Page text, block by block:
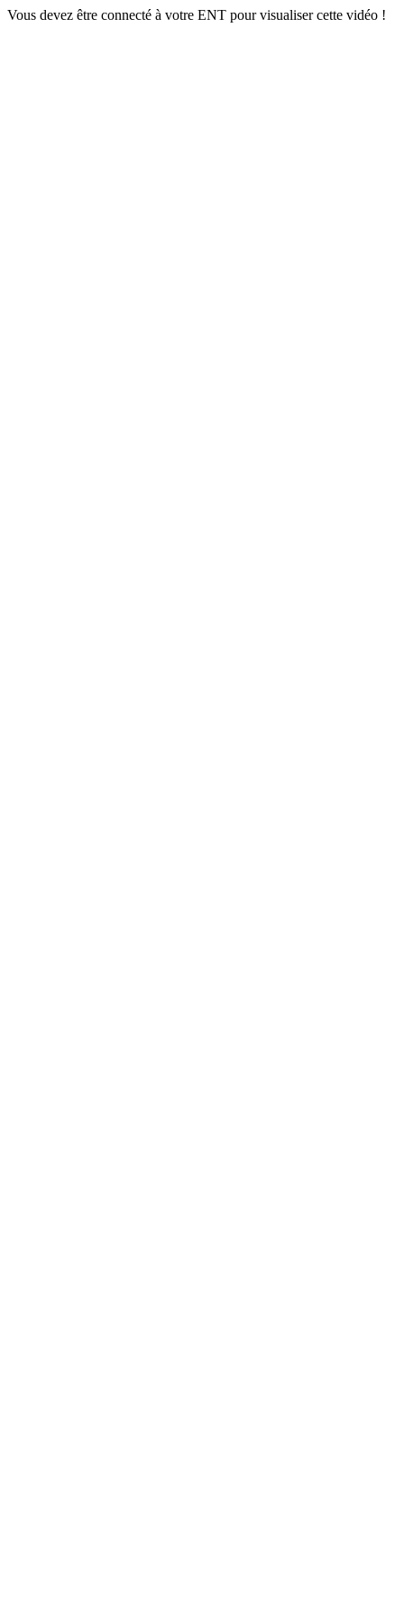
Vous devez être connecté à votre ENT pour visualiser cette vidéo !